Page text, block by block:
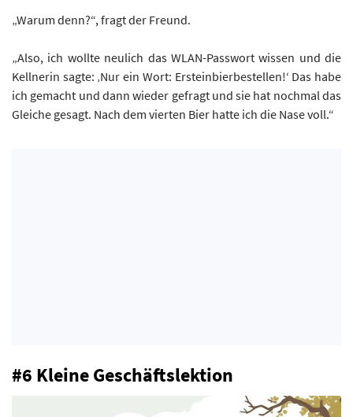
„Warum denn?“, fragt der Freund.
„Also, ich wollte neulich das WLAN-Passwort wissen und die
Kellnerin sagte: ‚Nur ein Wort: Ersteinbierbestellen!‘ Das habe
ich gemacht und dann wieder gefragt und sie hat nochmal das
Gleiche gesagt. Nach dem vierten Bier hatte ich die Nase voll.“
#6 Kleine Geschäftslektion